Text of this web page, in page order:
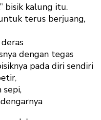
bisik kalung itu.
terus berjuang,
dengan tegas
pada diri sendiri
sepi,